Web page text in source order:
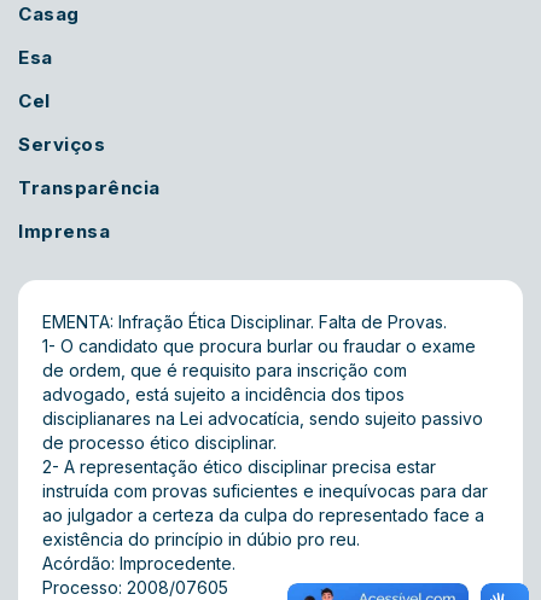
Casag
Esa
Cel
Serviços
Transparência
Imprensa
EMENTA: Infração Ética Disciplinar. Falta de Provas.
1- O candidato que procura burlar ou fraudar o exame
de ordem, que é requisito para inscrição com
advogado, está sujeito a incidência dos tipos
disciplianares na Lei advocatícia, sendo sujeito passivo
de processo ético disciplinar.
2- A representação ético disciplinar precisa estar
instruída com provas suficientes e inequívocas para dar
ao julgador a certeza da culpa do representado face a
existência do princípio in dúbio pro reu.
Acórdão: Improcedente.
Processo: 2008/07605